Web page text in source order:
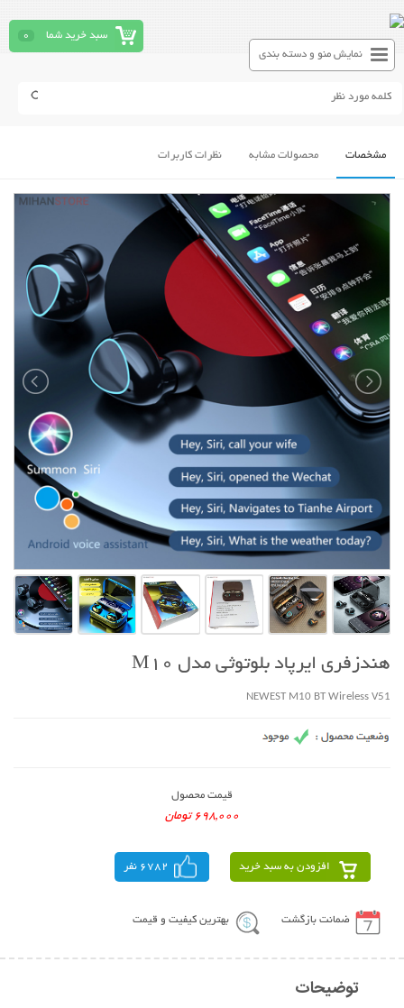
سبد خرید شما
0
نمایش منو و دسته بندی
مشخصات محصولات مشابه نظرات کاربرات
هندزفری ایرپاد بلوتوثی مدل M10
NEWEST M10 BT Wireless V51
قیمت محصول
698,000 تومان
افزودن به سبد خرید 6782 نفر
ضمانت بازگشت بهترین کیفیت و قیمت
توضیحات